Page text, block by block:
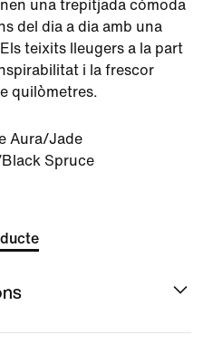
una trepitjada còmoda
del dia a dia amb una
teixits lleugers a la part
i la frescor
quilòmetres.
Aura/Jade
Spruce